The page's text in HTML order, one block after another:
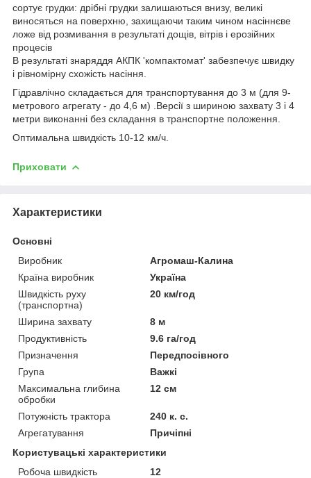
сортує грудки: дрібні грудки залишаються внизу, великі
виносяться на поверхню, захищаючи таким чином насіннєве
ложе від розмивання в результаті дощів, вітрів і ерозійних
процесів
В результаті знаряддя АКПК 'компактомат' забезпечує швидку
і рівномірну схожість насіння.
Гідравлічно складається для транспортування до 3 м (для 9-
метрового агрегату - до 4,6 м) .Версії з шириною захвату 3 і 4
метри виконанні без складання в транспортне положення.
Оптимальна швидкість 10-12 км/ч.
Приховати
Характеристики
Основні
Виробник
Агромаш-Калина
Країна виробник
Україна
Швидкість руху
(транспортна)
20 км/год
Ширина захвату
8 м
Продуктивність
9.6 га/год
Призначення
Передпосівного
Група
Важкі
Максимальна глибина
обробки
12 см
Потужність трактора
240 к. с.
Агрегатування
Причіпні
Користувацькi характеристики
Робоча швидкість
12